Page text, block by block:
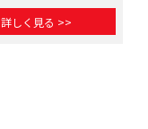
詳しく見る >>